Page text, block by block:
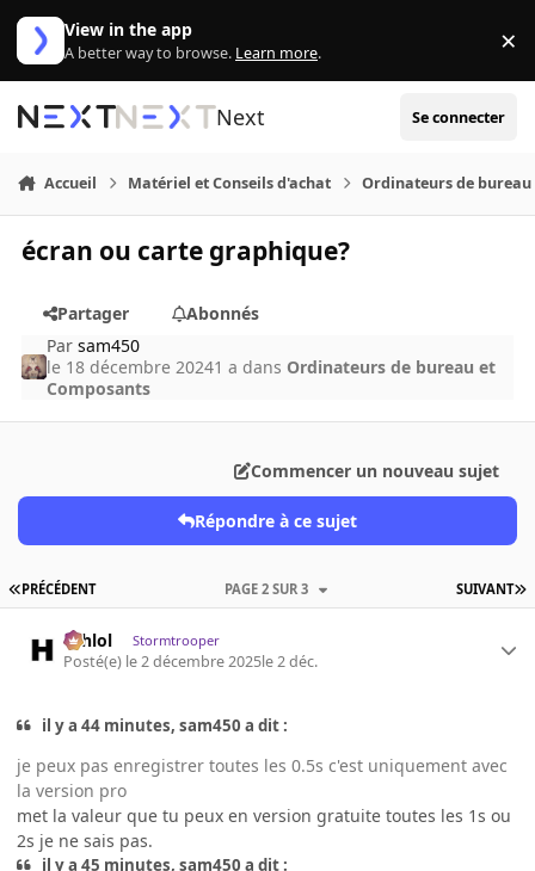
Aller au contenu
View in the app
A better way to browse. Learn more. ×
Next Se connecter
Accueil Matériel et Conseils d'achat Ordinateurs de bureau
écran ou carte graphique?
Partager
Abonnés
Parsam450
le 18 décembre 20241 a dans Ordinateurs de bureau et
Composants
Commencer un nouveau sujet
Répondre à ce sujet
PRÉCÉDENT SUIVANT
PAGE 2 SUR 3
ashlol Stormtrooper
Posté(e) le 2 décembre 2025le 2 déc.
il y a 44 minutes, sam450 a dit :
je peux pas enregistrer toutes les 0.5s c'est uniquement avec
la version pro
met la valeur que tu peux en version gratuite toutes les 1s ou
2s je ne sais pas.
il y a 45 minutes, sam450 a dit :